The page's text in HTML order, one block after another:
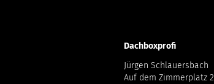
Dachboxprofi
Jürgen Schlauersbach
Auf dem Zimmerplatz 2